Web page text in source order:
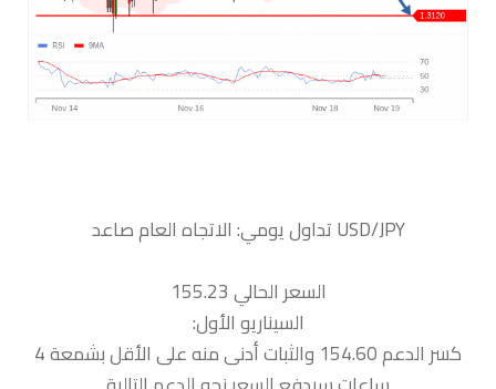
‏USD/JPY تداول يومي: الاتجاه العام صاعد
السعر الحالي 155.23
السيناريو الأول:
كسر الدعم 154.60 والثبات أدنى منه على الأقل بشمعة 4